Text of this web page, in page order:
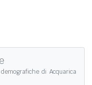
di Acquarica